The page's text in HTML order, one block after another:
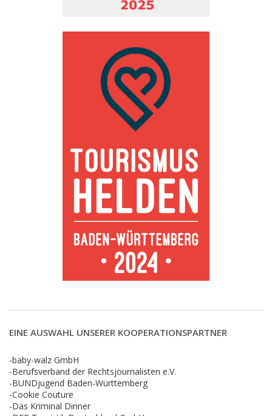
EINE AUSWAHL UNSERER KOOPERATIONSPARTNER
-baby-walz GmbH
-Berufsverband der Rechtsjournalisten e.V.
-BUNDjugend Baden-Württemberg
-Cookie Couture
-Das Kriminal Dinner